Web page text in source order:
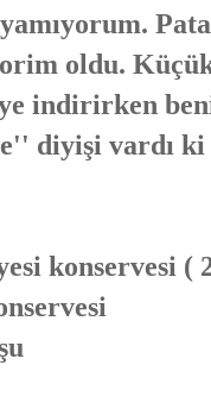
oldu.
indirirken
diyişi vardı ki
konservesi (